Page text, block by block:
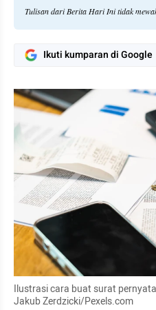
Tulisan dari Berita Hari Ini tidak
Ikuti kumparan di Google
Ilustrasi cara buat surat
Jakub Zerdzicki/Pexels.com